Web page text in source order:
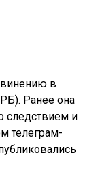
в
Ранее она
следствием и
телеграм-